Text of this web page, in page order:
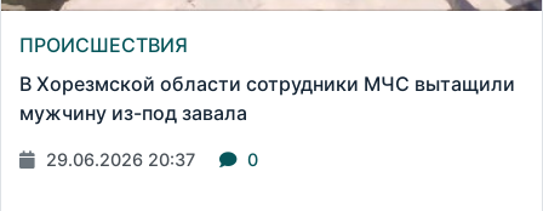
ПРОИСШЕСТВИЯ
В Хорезмской области сотрудники МЧС вытащили
мужчину из-под завала
29.06.2026 20:37 0